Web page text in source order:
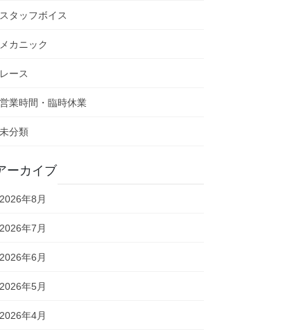
スタッフボイス
メカニック
レース
営業時間・臨時休業
未分類
ーカイブ
2026年8月
2026年7月
2026年6月
2026年5月
2026年4月